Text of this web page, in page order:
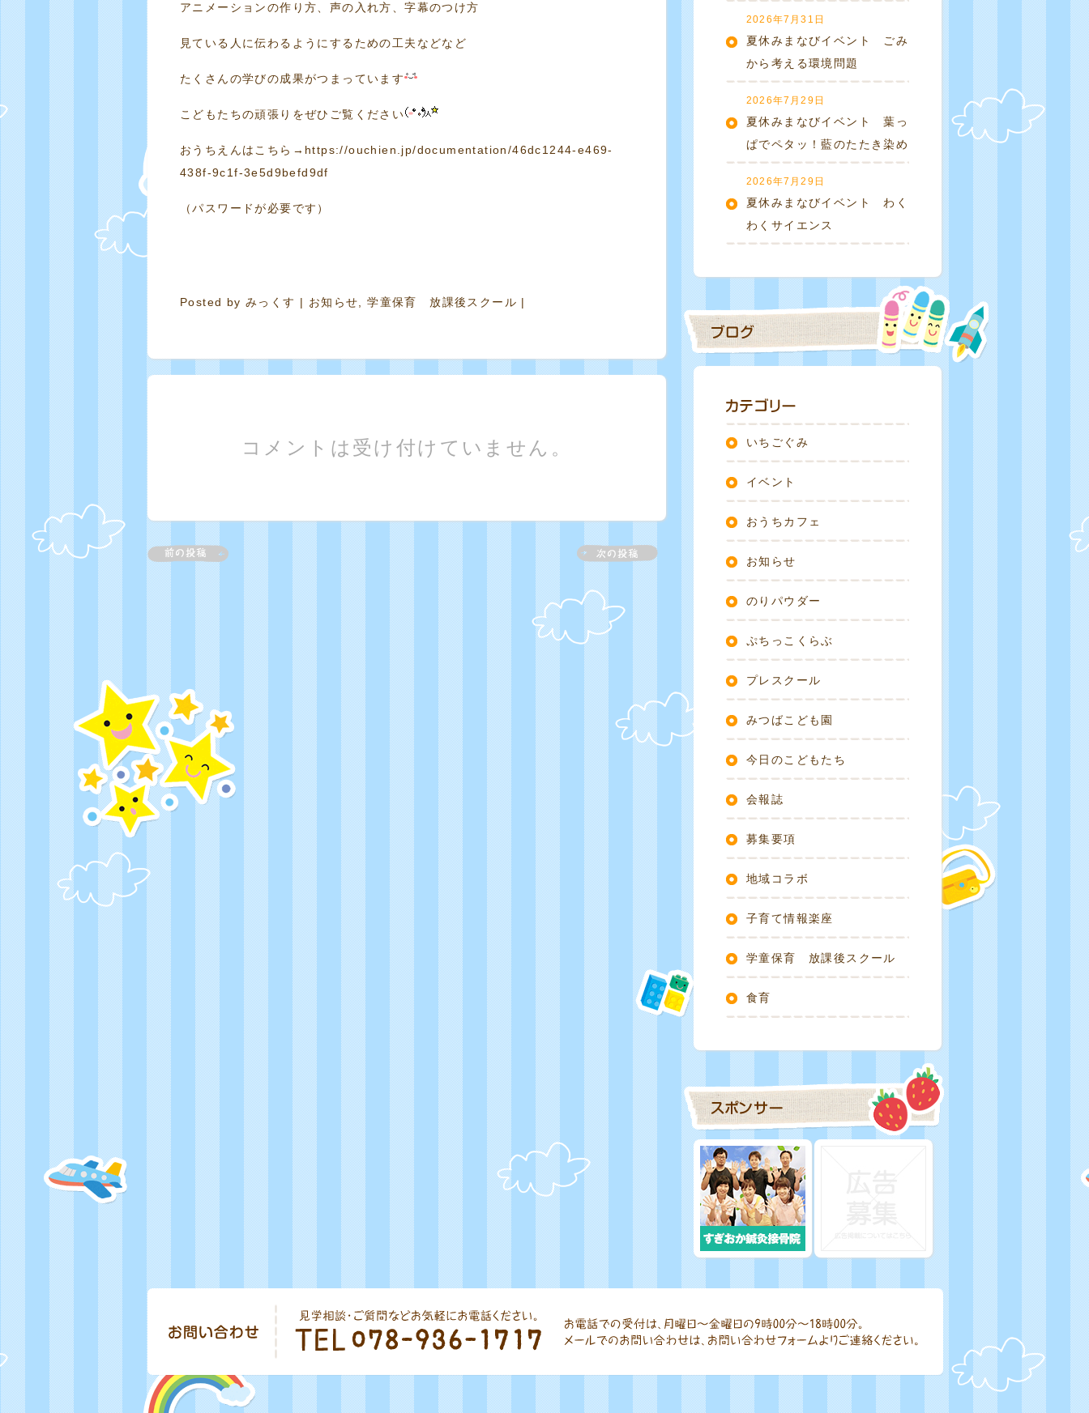
アニメーションの作り方、声の入れ方、字幕のつけ方
見ている人に伝わるようにするための工夫などなど
たくさんの学びの成果がつまっています
こどもたちの頑張りをぜひご覧ください
おうちえんはこちら→ https://ouchien.jp/documentation/46dc1244-e469-
438f-9c1f-3e5d9befd9df
（パスワードが必要です）
Posted byみっくす | お知らせ ,学童保育 放課後スクール |
コメントは受け付けていません。
2026年7月31日
夏休みまなびイベント ごみ
から考える環境問題
2026年7月29日
夏休みまなびイベント 葉っ
ぱでペタッ！藍のたたき染め
2026年7月29日
夏休みまなびイベント わく
わくサイエンス
いちごぐみ
イベント
おうちカフェ
お知らせ
のりパウダー
ぷちっこくらぶ
プレスクール
みつばこども園
今日のこどもたち
会報誌
募集要項
地域コラボ
子育て情報楽座
学童保育 放課後スクール
食育